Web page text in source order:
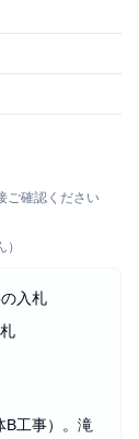
ご確認ください
入札
B工事）。滝